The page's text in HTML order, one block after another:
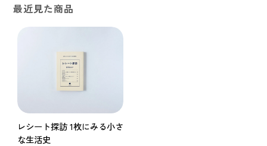
最近見た商品
レシート探訪 1枚にみる小さ
な生活史